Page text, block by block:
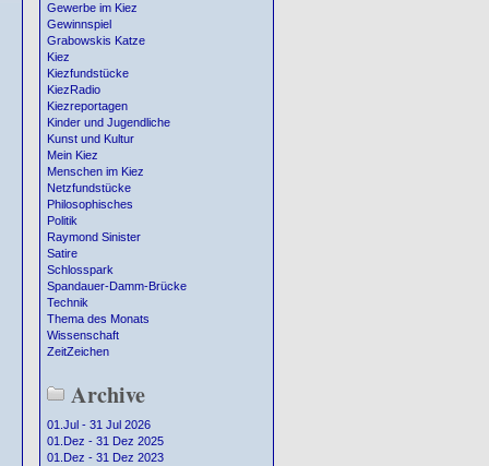
Gewerbe im Kiez
Gewinnspiel
Grabowskis Katze
Kiez
Kiezfundstücke
KiezRadio
Kiezreportagen
Kinder und Jugendliche
Kunst und Kultur
Mein Kiez
Menschen im Kiez
Netzfundstücke
Philosophisches
Politik
Raymond Sinister
Satire
Schlosspark
Spandauer-Damm-Brücke
Technik
Thema des Monats
Wissenschaft
ZeitZeichen
Archive
01.Jul - 31 Jul 2026
01.Dez - 31 Dez 2025
01.Dez - 31 Dez 2023